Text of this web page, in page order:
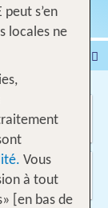
de vacances
peut s’en
locales ne
Vous
à tout
[en bas de